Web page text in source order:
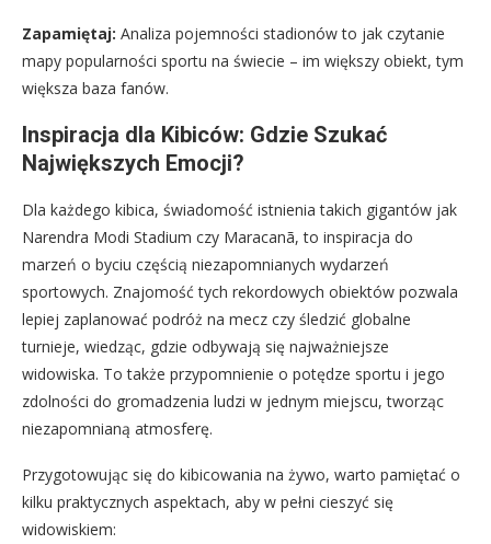
Zapamiętaj: Analiza pojemności stadionów to jak czytanie
mapy popularności sportu na świecie – im większy obiekt, tym
większa baza fanów.
Inspiracja dla Kibiców: Gdzie Szukać
Największych Emocji?
Dla każdego kibica, świadomość istnienia takich gigantów jak
Narendra Modi Stadium czy Maracanã, to inspiracja do
marzeń o byciu częścią niezapomnianych wydarzeń
sportowych. Znajomość tych rekordowych obiektów pozwala
lepiej zaplanować podróż na mecz czy śledzić globalne
turnieje, wiedząc, gdzie odbywają się najważniejsze
widowiska. To także przypomnienie o potędze sportu i jego
zdolności do gromadzenia ludzi w jednym miejscu, tworząc
niezapomnianą atmosferę.
Przygotowując się do kibicowania na żywo, warto pamiętać o
kilku praktycznych aspektach, aby w pełni cieszyć się
widowiskiem: